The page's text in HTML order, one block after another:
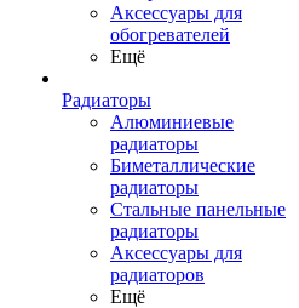
Аксессуары для
обогревателей
Ещё
Радиаторы
Алюминиевые
радиаторы
Биметаллические
радиаторы
Стальные панельные
радиаторы
Аксессуары для
радиаторов
Ещё